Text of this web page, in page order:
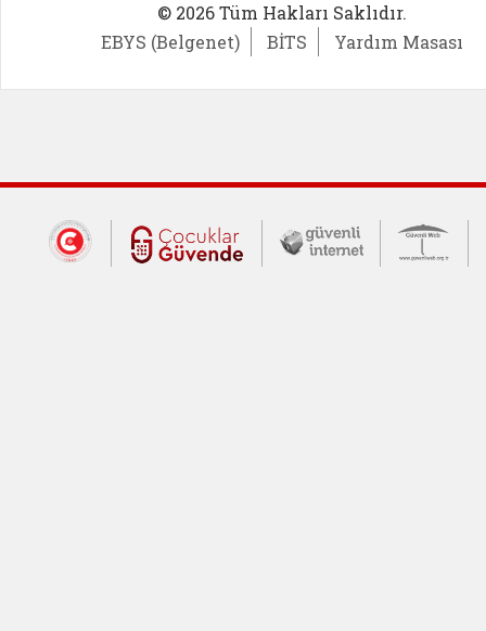
© 2026 Tüm Hakları Saklıdır.
EBYS (Belgenet)
BİTS Yardım Masası
Dış Bağlantılar
Cumhurbaşkanlığı İletişim Merkezi
Çocuklar Güvende (yeni
Güvenli